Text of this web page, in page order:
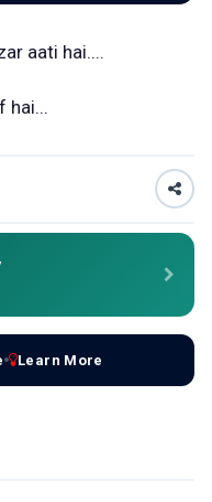
aati hai....
hai...
Learn More